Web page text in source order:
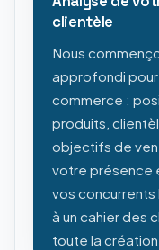
clientèle
Nous
approfondi
commerce :
produits,
objectifs de
votre présence
vos
à un cahier des
toute la